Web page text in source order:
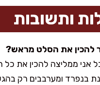
ותשובות
להכין את הסלט מראש?
בנפרד ומערבבים רק